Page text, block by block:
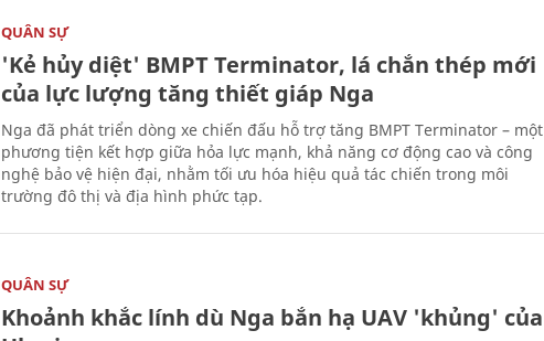
QUÂN SỰ
'Kẻ hủy diệt' BMPT Terminator, lá chắn thép mới
của lực lượng tăng thiết giáp Nga
Nga đã phát triển dòng xe chiến đấu hỗ trợ tăng BMPT Terminator – một
phương tiện kết hợp giữa hỏa lực mạnh, khả năng cơ động cao và công
nghệ bảo vệ hiện đại, nhằm tối ưu hóa hiệu quả tác chiến trong môi
trường đô thị và địa hình phức tạp.
QUÂN SỰ
Khoảnh khắc lính dù Nga bắn hạ UAV 'khủng' của